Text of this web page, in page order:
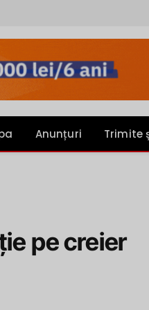
Anunțuri Trimite
pe creier